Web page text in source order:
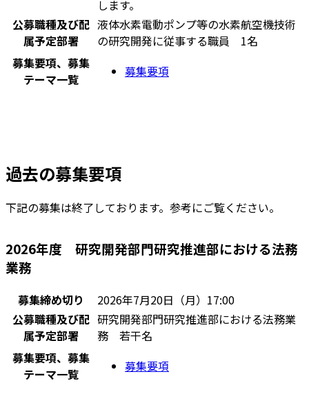
します。
公募職種及び配
属予定部署
液体水素電動ポンプ等の水素航空機技術
の研究開発に従事する職員 1名
募集要項、募集
テーマ一覧
募集要項
過去の募集要項
下記の募集は終了しております。参考にご覧ください。
2026年度 研究開発部門研究推進部における法務
業務
募集締め切り
2026年7月20日（月）17:00
公募職種及び配
属予定部署
研究開発部門研究推進部における法務業
務 若干名
募集要項、募集
テーマ一覧
募集要項